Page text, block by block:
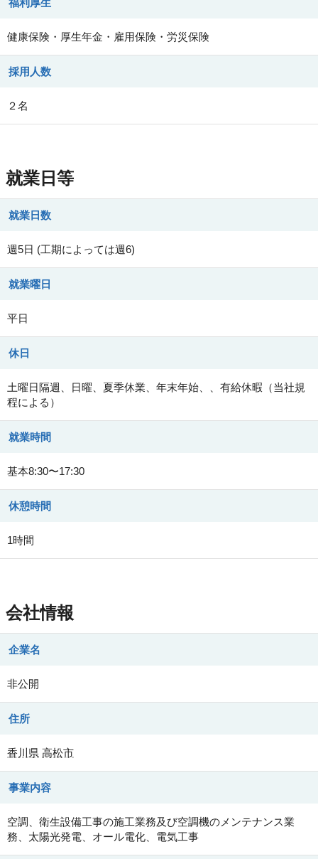
福利厚生
健康保険・厚生年金・雇用保険・労災保険
採用人数
２名
就業日等
就業日数
週5日 (工期によっては週6)
就業曜日
平日
休日
土曜日隔週、日曜、夏季休業、年末年始、、有給休暇（当社規
程による）
就業時間
基本8:30〜17:30
休憩時間
1時間
会社情報
企業名
非公開
住所
香川県 高松市
事業内容
空調、衛生設備工事の施工業務及び空調機のメンテナンス業
務、太陽光発電、オール電化、電気工事